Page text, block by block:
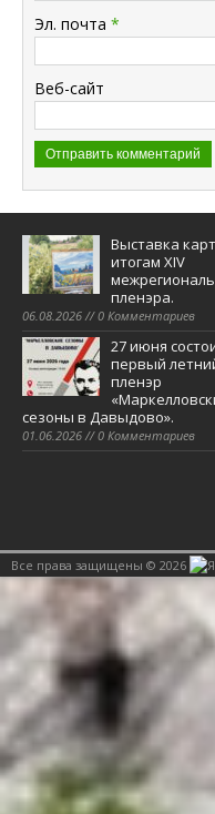
Эл. почта *
Веб-сайт
Выставка
итогам XIV
пленэра.
06.08.2026 // 0 Комментариев
27 июня
первый
пленэр
сезоны в Давыдово».
01.06.2026 // 0 Комментариев
Все права защищены © 2026